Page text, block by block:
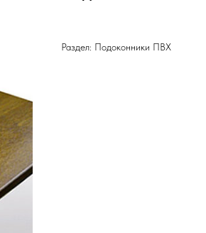
Раздел: Подоконники ПВХ